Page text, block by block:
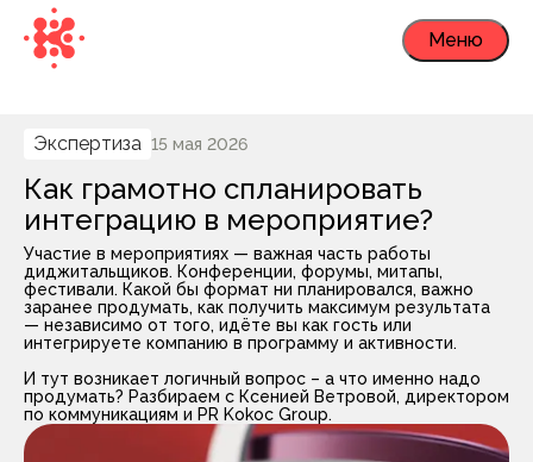
Меню
Экспертиза 15 мая 2026
Как грамотно спланировать
интеграцию в мероприятие?
Участие в мероприятиях — важная часть работы
диджитальщиков. Конференции, форумы, митапы,
фестивали. Какой бы формат ни планировался, важно
заранее продумать, как получить максимум результата
— независимо от того, идёте вы как гость или
интегрируете компанию в программу и активности.
И тут возникает логичный вопрос – а что именно надо
продумать? Разбираем с Ксенией Ветровой, директором
по коммуникациям и PR Kokoc Group.